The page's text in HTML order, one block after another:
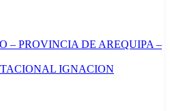
– PROVINCIA DE AREQUIPA –
IGNACION